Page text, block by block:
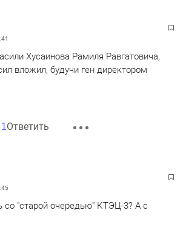
Хусаинова Рамиля Равгатовича,
вложил, будучи ген директором
Ответить
со "старой очередью" КТЭЦ-3? А с